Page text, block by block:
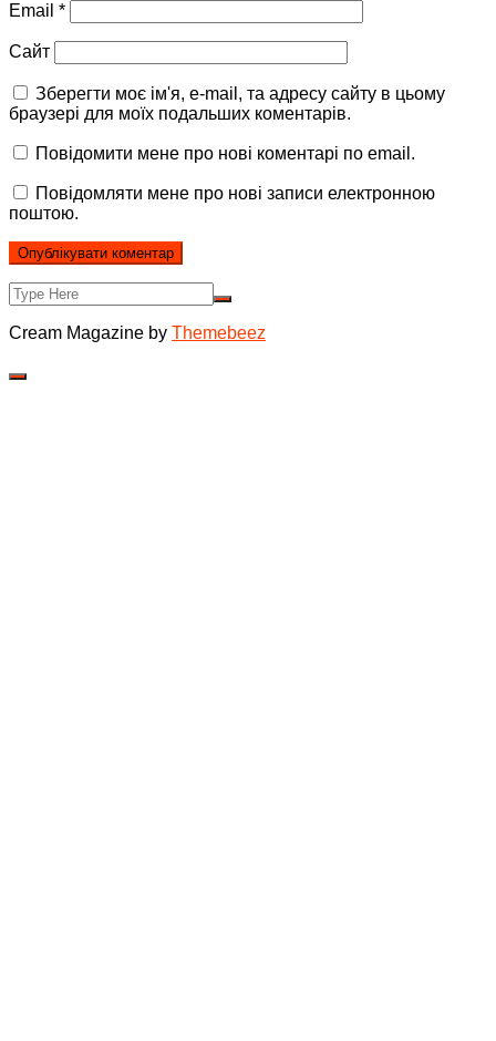
Email *
Сайт
Зберегти моє ім'я, e-mail, та адресу сайту в цьому
браузері для моїх подальших коментарів.
Повідомити мене про нові коментарі по email.
Повідомляти мене про нові записи електронною
поштою.
Cream Magazine by Themebeez